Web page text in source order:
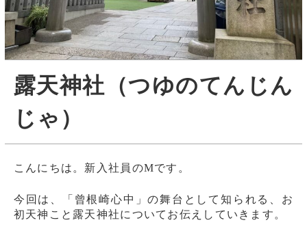
露天神社（つゆのてんじん
じゃ）
こんにちは。新入社員のMです。
今回は、「曾根崎心中」の舞台として知られる、お
初天神こと露天神社についてお伝えしていきます。